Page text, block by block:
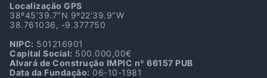
Localização GPS
38º45’39.7″N 9º22’39.9″W
38.761036, -9.377750
NIPC: 501216901
Capital Social: 500.000,00€
Alvará de Construção IMPIC nº 66157 PUB
Data da Fundação: 06-10-1981